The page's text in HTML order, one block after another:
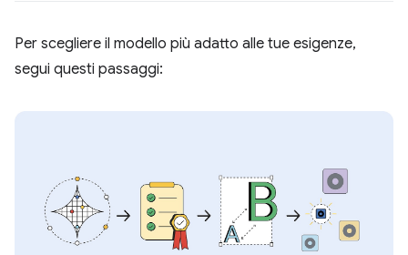
Per scegliere il modello più adatto alle tue esigenze,
segui questi passaggi: